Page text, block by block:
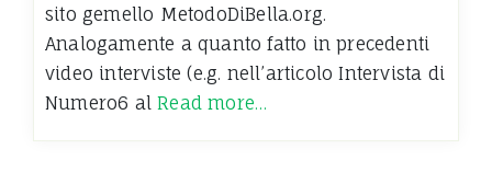
sito gemello MetodoDiBella.org.
Analogamente a quanto fatto in precedenti
video interviste (e.g. nell’articolo Intervista di
Numero6 alRead more…